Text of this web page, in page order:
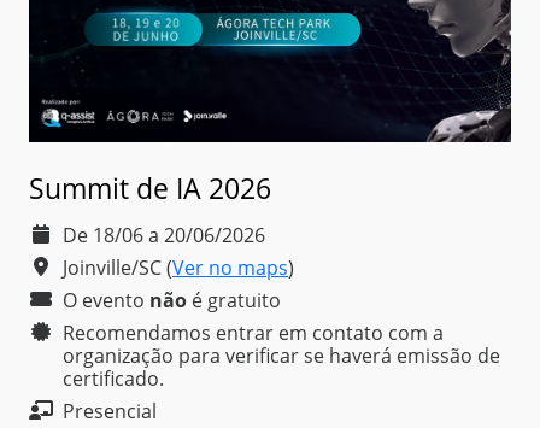
Summit de IA 2026
De 18/06 a 20/06/2026
Joinville/SC(Ver no maps)
O evento não é gratuito
Recomendamos entrar em contato com a
organização para verificar se haverá emissão de
certificado.
Presencial